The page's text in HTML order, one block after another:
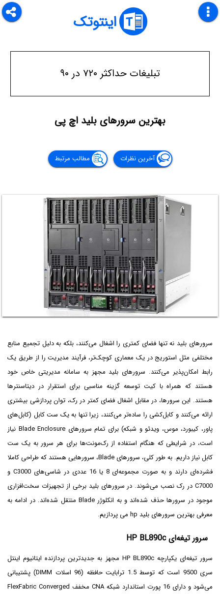
اینتوتک
تبلیغات حداکثر ۷۲۰ در ۹۰
بهترین سرورهای بلید اچ پی
آخرین نظرات مطالب مرتبط
سرورهای بلید نه تنها فضای کمتری را اشغال می‌کنند، بلکه به دلیل تجمیع منابع
مختلفی مثل استوریج در یک معماری کوچک‌تر، فرآیند مدیریت را از طریق یک
رابط امکان‌پذیر می‌کنند. سرورهای بلید مجهز به سامانه مدیریتی خاص خود
هستند که همراه با کیت توسعه گزینه مناسبی برای استقرار در دیتاسنترها
هستند. این سرورها، در مقابل اشغال فضای کمتر در رک، توان پردازشی بیشتری
ارائه می‌کنند و کابل‌کشی را ساده‌تر می‌کنند، زیرا تنها به یک ست کابل (کابل‌های
پاور، کیبورد، موس، ویدئو و شبکه) برای تمام سرورهای Blade Enclosure نیاز
است، در شرایطی که هنگام استفاده از رک‌مونت‌ها برای هر سرور به یک ست
کابل نیاز داریم. به ‌طور کلی، سرورهای Blade، سرورهایی هستند که طراحی کاملا
فشرده‌ای دارند و به صورت مجموعه‌ای 8 یا 16 عددی در شاسی‌های C3000 و
C7000 در رک نصب می‌شوند. در سرورهای بلید برخی از تجهیزات سخت‌افزاری
موجود در سرورها حذف شده‌اند و به انکلوژر Blade منتقل شده‌اند. در ادامه به
معرفی بهترین سرورهای بلید hp می پردازیم.
سرور تیغه‌ای HP BL890c
سرور تیغه‌ای یکپارچه HP BL890c مجهز به جدیدترین پردازنده ایتانیوم اینتل
سری 9500 است که توسط 1.5 ترابایت حافظه (96 اسلات DIMM) پشتیبانی
می‌شود و دارای 16 پورت استاندارد شبکه CNA مخفف FlexFabric Converged